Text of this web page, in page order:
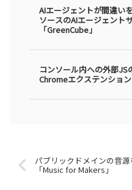
AIエージェントが間違い
ソースのAIエージェント
「GreenCube」
コンソール内への外部JS
Chromeエクステンショ
パブリックドメインの音
「Music for Makers」